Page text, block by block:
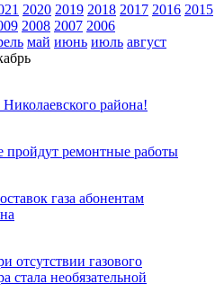
2020 2019 2018 2017 2016 2015
2008 2007 2006
май июнь июль август
района!
ремонтные работы
газа абонентам
отсутствии газового
стала необязательной